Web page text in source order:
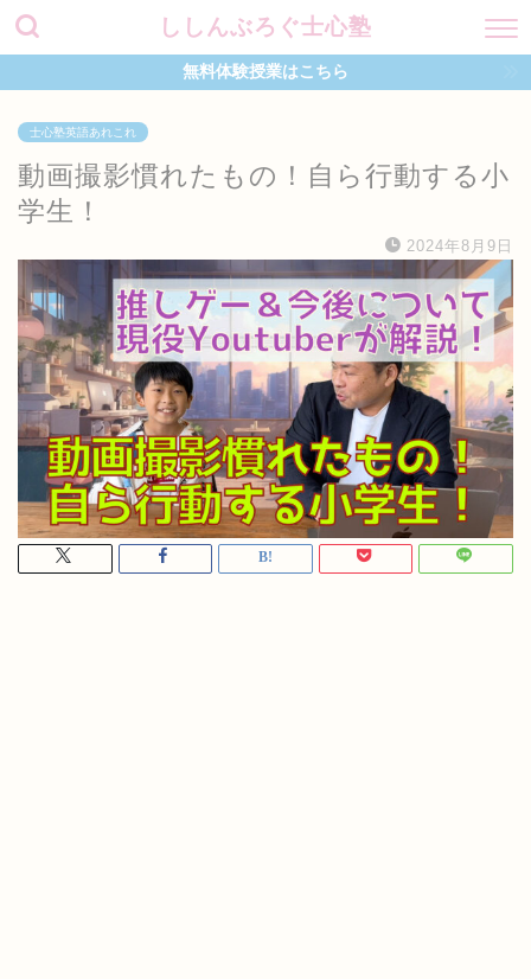
ししんぶろぐ士心塾
無料体験授業はこちら
士心塾英語あれこれ
動画撮影慣れたもの！自ら行動する小
学生！
2024年8月9日